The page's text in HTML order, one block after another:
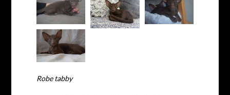
Robe tabby